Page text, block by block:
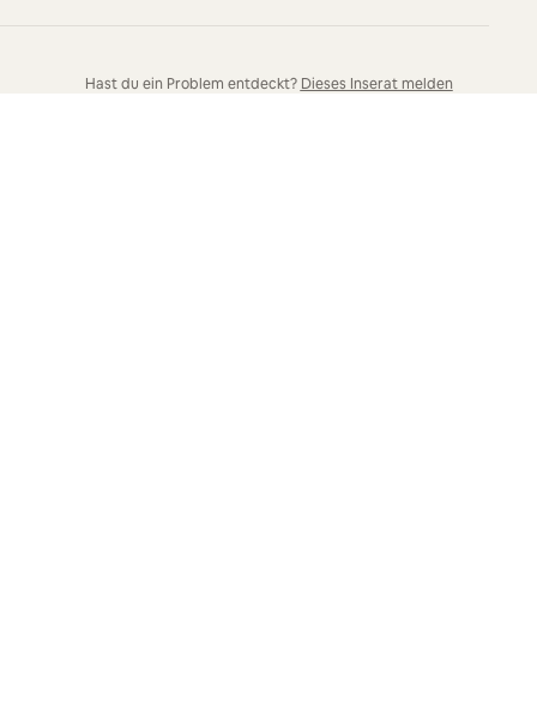
Hast du ein Problem entdeckt? Dieses Inserat melden